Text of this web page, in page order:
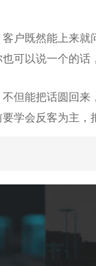
户既然能上来
可以说一个的话
但能把话圆回
学会反客为主，